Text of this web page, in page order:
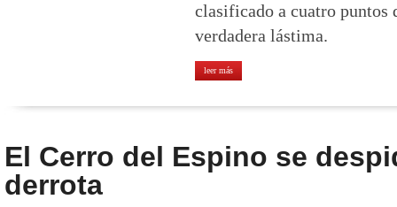
clasificado a cuatro puntos
verdadera lástima.
leer más
El Cerro del Espino se
derrota